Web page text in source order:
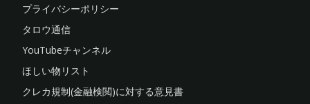
プライバシーポリシー
タロウ通信
YouTubeチャンネル
ほしい物リスト
クレカ規制(金融検閲)に対する意見書